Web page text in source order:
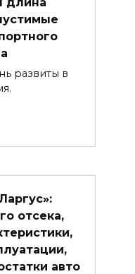
развиты в
отсека,
авто